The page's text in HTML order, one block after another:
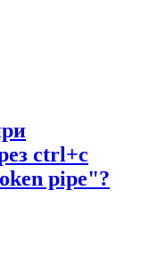
ctrl+c
pipe"?